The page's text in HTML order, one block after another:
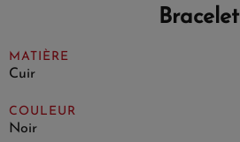
Bracelet
MATIÈRE
Cuir
COULEUR
Noir